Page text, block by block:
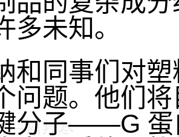
多未知。
和同事们对
问题。他们
分子——G 蛋